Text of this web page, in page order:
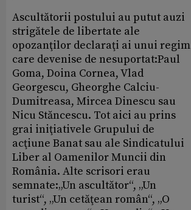
Ascultătorii postului au putut auzi
strigătele de libertate ale
opozanţilor declaraţi ai unui regim
care devenise de nesuportat:Paul
Goma, Doina Cornea, Vlad
Georgescu, Gheorghe Calciu-
Dumitreasa, Mircea Dinescu sau
Nicu Stăncescu. Tot aici au prins
grai iniţiativele Grupului de
acţiune Banat sau ale Sindicatului
Liber al Oamenilor Muncii din
România. Alte scrisori erau
semnate:„Un ascultător“, „Un
turist“, „Un cetăţean român“, „O